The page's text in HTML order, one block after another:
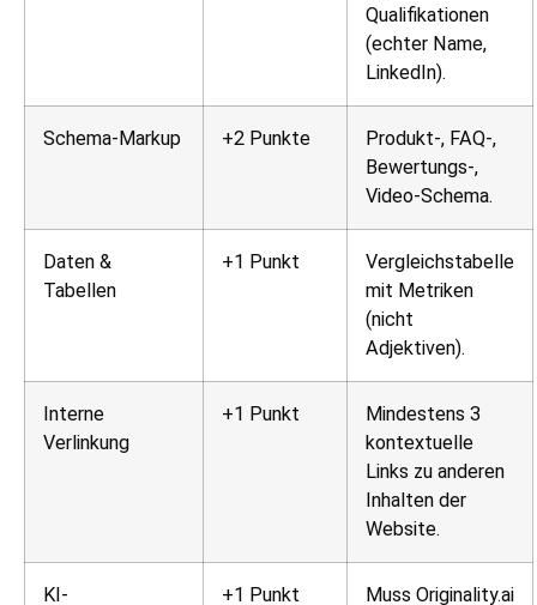
Qualifikationen
(echter Name,
LinkedIn).
Schema-Markup +2 Punkte
Produkt-, FAQ-,
Bewertungs-,
Video-Schema.
Daten &
Tabellen
+1 Punkt
Vergleichstabelle
mit Metriken
(nicht
Adjektiven).
Interne
Verlinkung
+1 Punkt
Mindestens 3
kontextuelle
Links zu anderen
Inhalten der
Website.
KI- +1 Punkt Muss Originality.ai